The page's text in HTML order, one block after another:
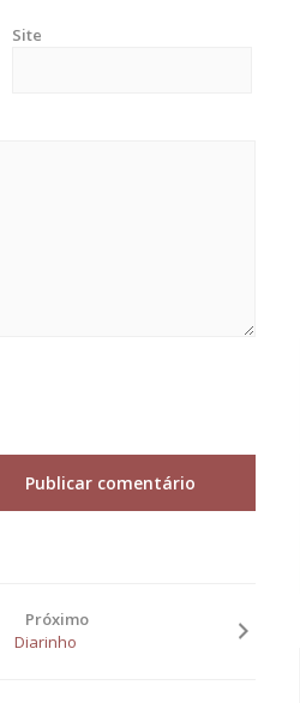
Site
Próximo
Diarinho